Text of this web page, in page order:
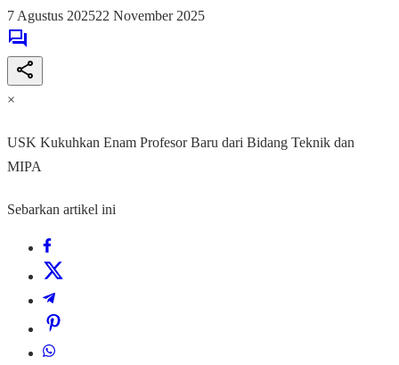
7 Agustus 202522 November 2025
×
USK Kukuhkan Enam Profesor Baru dari Bidang Teknik dan
MIPA
Sebarkan artikel ini